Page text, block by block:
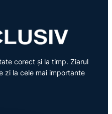
corect și la timp. Ziarul
zi la cele mai importante